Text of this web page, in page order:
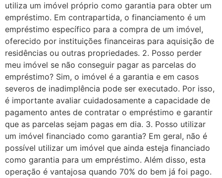
utiliza um imóvel próprio como garantia para obter um
empréstimo. Em contrapartida, o financiamento é um
empréstimo específico para a compra de um imóvel,
oferecido por instituições financeiras para aquisição de
residências ou outras propriedades. 2. Posso perder
meu imóvel se não conseguir pagar as parcelas do
empréstimo? Sim, o imóvel é a garantia e em casos
severos de inadimplência pode ser executado. Por isso,
é importante avaliar cuidadosamente a capacidade de
pagamento antes de contratar o empréstimo e garantir
que as parcelas sejam pagas em dia. 3. Posso utilizar
um imóvel financiado como garantia? Em geral, não é
possível utilizar um imóvel que ainda esteja financiado
como garantia para um empréstimo. Além disso, esta
operação é vantajosa quando 70% do bem já foi pago.